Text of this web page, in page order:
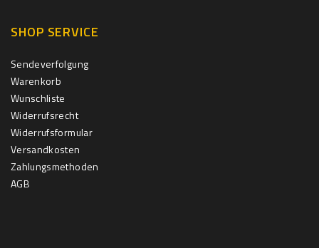
SHOP SERVICE
Sendeverfolgung
Warenkorb
Wunschliste
Widerrufsrecht
Widerrufsformular
Versandkosten
Zahlungsmethoden
AGB